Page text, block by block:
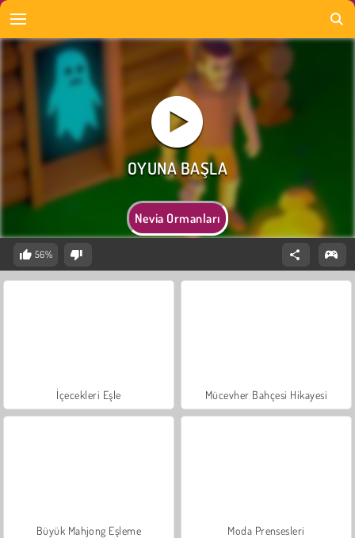
Nevia Ormanları
56%
İçecekleri Eşle Mücevher Bahçesi Hikayesi
Büyük Mahjong Eşleme Moda Prensesleri